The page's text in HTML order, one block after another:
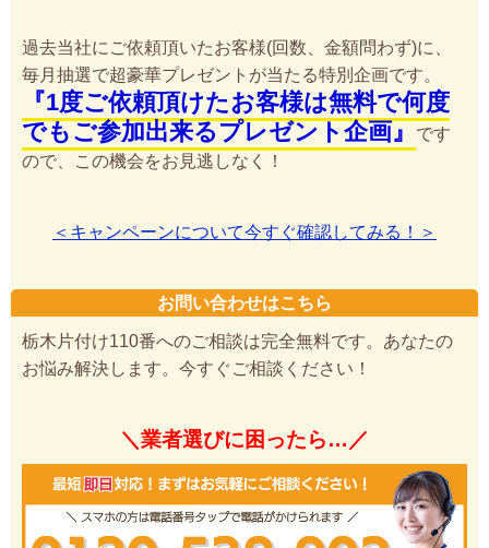
過去当社にご依頼頂いたお客様(回数、金額問わず)に、
毎月抽選で超豪華プレゼントが当たる特別企画です。
『1度ご依頼頂けたお客様は無料で何度
でもご参加出来るプレゼント企画』
です
ので、この機会をお見逃しなく！
＜キャンペーンについて今すぐ確認してみる！＞
お問い合わせはこちら
栃木片付け110番へのご相談は完全無料です。あなたの
お悩み解決します。今すぐご相談ください！
＼業者選びに困ったら…／